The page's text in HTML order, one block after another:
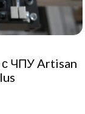
с ЧПУ Artisan